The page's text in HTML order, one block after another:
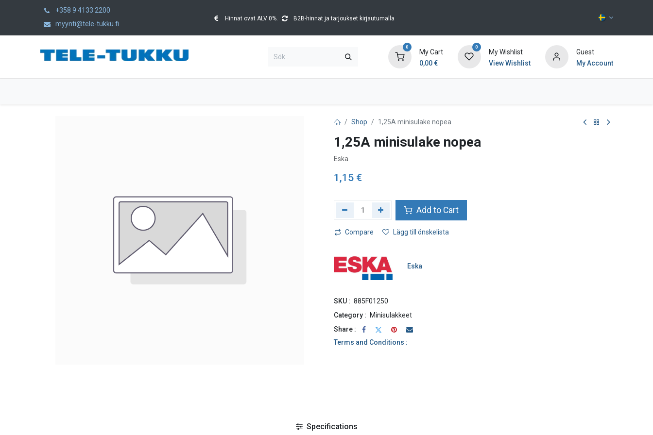
+358 9 4133 2200
myynti@tele-tukku.fi
Hinnat ovat ALV 0%. B2B-hinnat ja tarjoukset kirjautumalla
0
My Cart
0,00€
0
My Wishlist
View Wishlist
Guest
My Account
Shop 1,25A minisulake nopea
1,25A minisulake nopea
Eska
1,15 €
Add to Cart
Compare Lägg till önskelista
Eska
SKU : 885F01250
Category :
Minisulakkeet
Share :
Terms and Conditions :
Specifications